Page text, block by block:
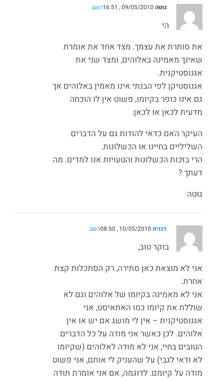
גוטה השב
הי
את סותרת את עצמך. מצד אחד את אומרת
שאינך מאמינה באלוהים, ומצד שני את
אגנוסטיקנית.
אגנוסטיקן לפי הבנתי אינו מאמין באלוהים אך
גם אינו כופר בקיומו, פשוט אין לו הוכחה
מדעית לכאן או לכאן.
העיקר האם כדאי להודות גם על הדברים
השליליים בחיינו או הכשלונות.
הרי בזכות הכשלונות והטעויות אנו למדים. מה
דעתך ?
גוטה
דגנית השב
בוקר טוב,
אני לא מוצאת כאן סתירה, רק הסתכלות קצת
אחרת.
אני לא מאמינה בקיומו של אלוהים וגם לא
שוללת את קיומו כמו האתאיסט, אני
אגנוסטיקנית – אין לי מושג אם יש או אין
אלוהים. לכן כאשר אני מודה על כל הדברים
הטובים בחיי, אני לא מודה לאלוהים (שקיומו
לא ודאי לגבי) על שהעניק לי אותם, אני פשוט
מודה על קיומם. לדוגמה, אם אני אומרת תודה